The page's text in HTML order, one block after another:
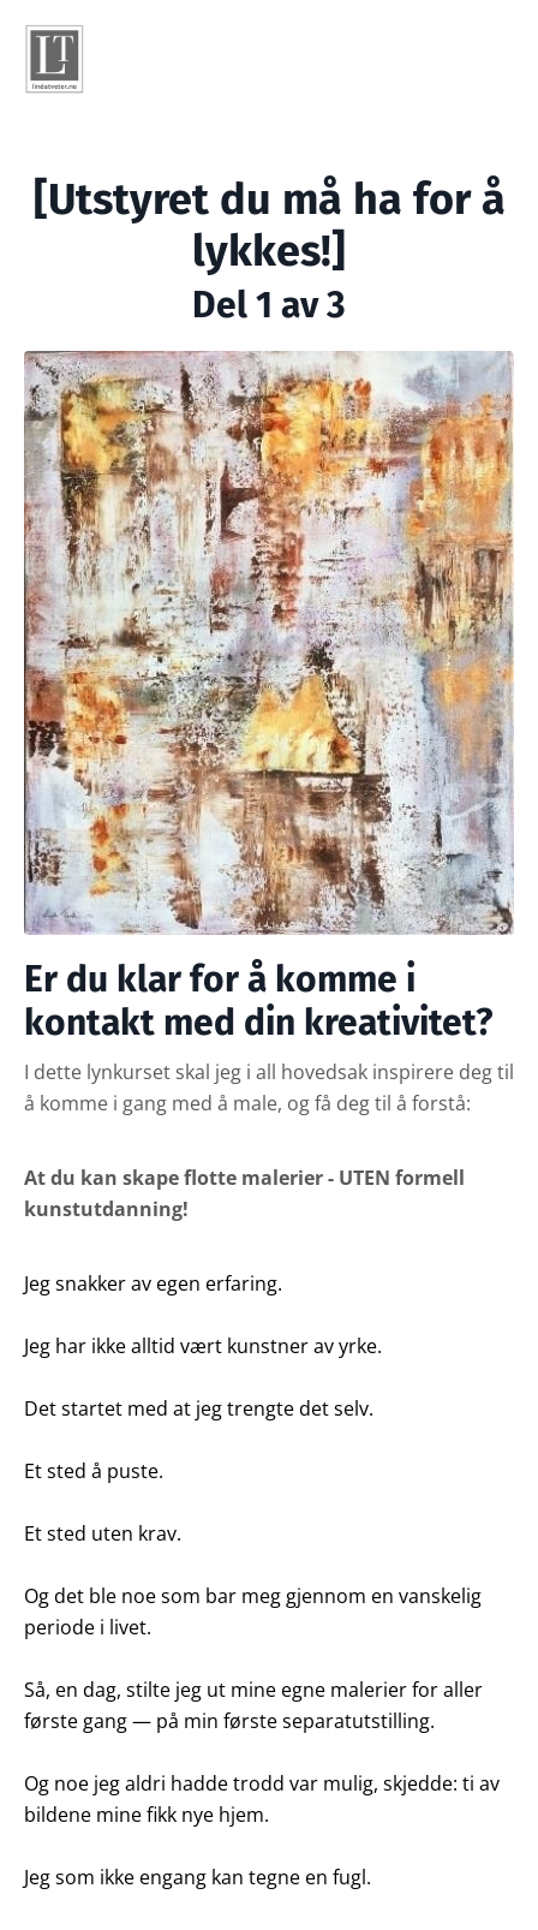
[Utstyret du må ha for å
lykkes!]
Del 1 av 3
Er du klar for å komme i
kontakt med din kreativitet?
I dette lynkurset skal jeg i all hovedsak inspirere deg til
å komme i gang med å male, og få deg til å forstå:
At du kan skape flotte malerier - UTEN formell
kunstutdanning!
Jeg snakker av egen erfaring.
Jeg har ikke alltid vært kunstner av yrke.
Det startet med at jeg trengte det selv.
Et sted å puste.
Et sted uten krav.
Og det ble noe som bar meg gjennom en vanskelig
periode i livet.
Så, en dag, stilte jeg ut mine egne malerier for aller
første gang — på min første separatutstilling.
Og noe jeg aldri hadde trodd var mulig, skjedde: ti av
bildene mine fikk nye hjem.
Jeg som ikke engang kan tegne en fugl.